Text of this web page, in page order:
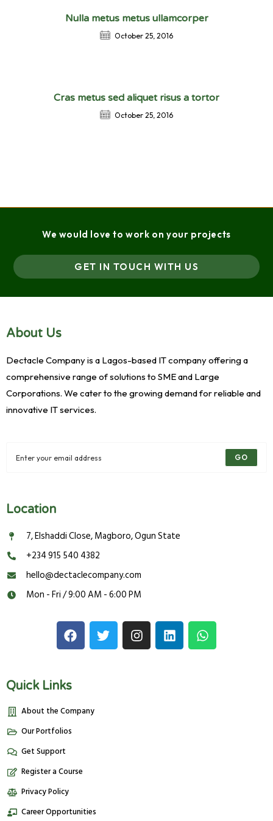
Nulla metus metus ullamcorper
October 25, 2016
Cras metus sed aliquet risus a tortor
October 25, 2016
We would love to work on your projects
GET IN TOUCH WITH US
About Us
Dectacle Company is a Lagos-based IT company offering a
comprehensive range of solutions to SME and Large
Corporations. We cater to the growing demand for reliable and
innovative IT services.
GO
Location
7, Elshaddi Close, Magboro, Ogun State
‪‬‪+234 915 540 4382‬
hello@dectaclecompany.com
Mon - Fri / 9:00 AM - 6:00 PM
Quick Links
About the Company
Our Portfolios
Get Support
Register a Course
Privacy Policy
Career Opportunities